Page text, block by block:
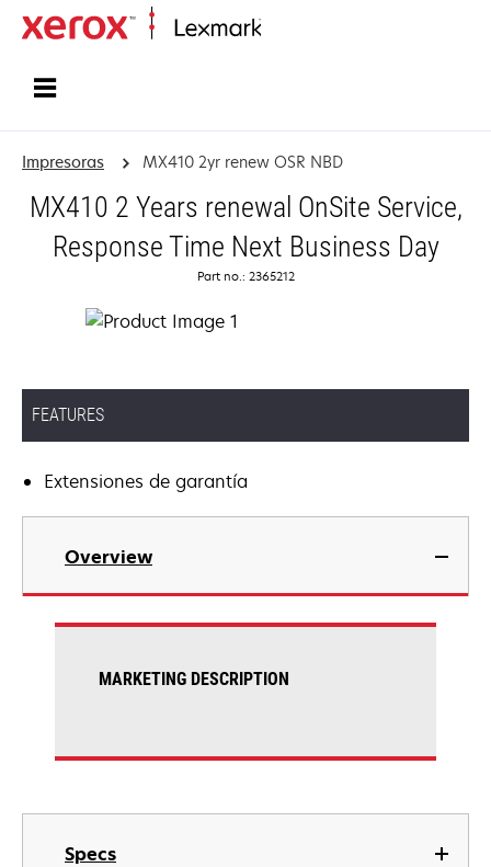
Impresoras MX410 2yr renew OSR NBD
MX410 2 Years renewal OnSite Service,
Response Time Next Business Day
Part no.: 2365212
FEATURES
Extensiones de garantía
Overview
Specs
MARKETING DESCRIPTION